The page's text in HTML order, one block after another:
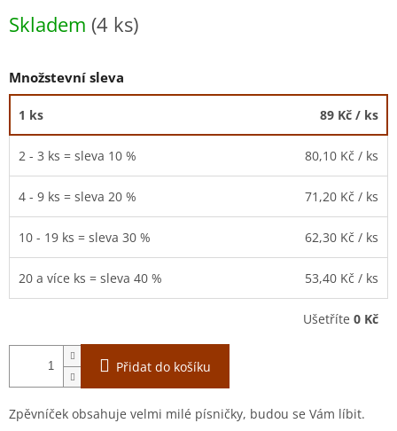
cena:
Skladem (4 ks)
Množstevní sleva
1 ks 89 Kč / ks
2 - 3 ks = sleva 10 % 80,10 Kč / ks
4 - 9 ks = sleva 20 % 71,20 Kč / ks
10 - 19 ks = sleva 30 % 62,30 Kč / ks
20 a více ks = sleva 40 % 53,40 Kč / ks
Ušetříte 0 Kč
Přidat do košíku
Zpěvníček obsahuje velmi milé písničky, budou se Vám líbit.